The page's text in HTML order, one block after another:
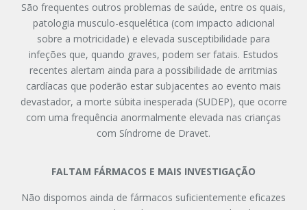
São frequentes outros problemas de saúde, entre os quais,
patologia musculo-esquelética (com impacto adicional
sobre a motricidade) e elevada susceptibilidade para
infeções que, quando graves, podem ser fatais. Estudos
recentes alertam ainda para a possibilidade de arritmias
cardíacas que poderão estar subjacentes ao evento mais
devastador, a morte súbita inesperada (SUDEP), que ocorre
com uma frequência anormalmente elevada nas crianças
com Síndrome de Dravet.
FALTAM FÁRMACOS E MAIS INVESTIGAÇÃO
Não dispomos ainda de fármacos suficientemente eficazes